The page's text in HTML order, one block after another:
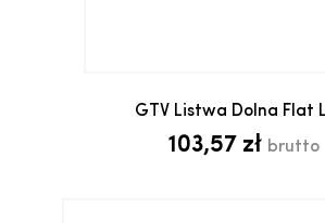
GTV Listwa Dolna Flat
103,57 zł brutto